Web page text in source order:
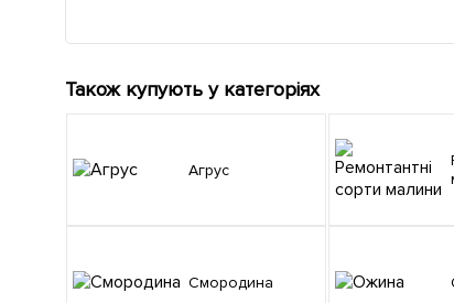
Також купують у категоріях
Агрус
Смородина